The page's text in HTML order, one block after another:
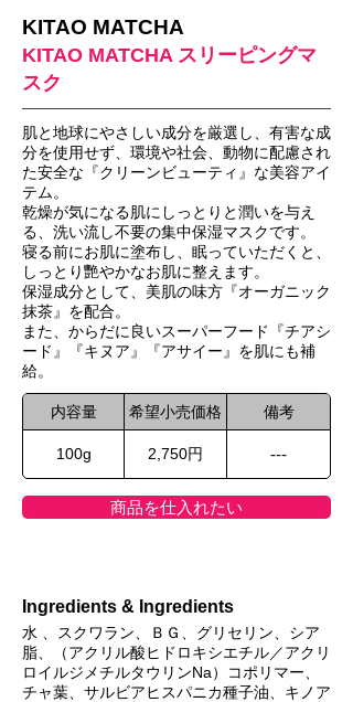
KITAO MATCHA
KITAO MATCHA スリーピングマ
スク
肌と地球にやさしい成分を厳選し、有害な成
分を使用せず、環境や社会、動物に配慮され
た安全な『クリーンビューティ』な美容アイ
テム。
乾燥が気になる肌にしっとりと潤いを与え
る、洗い流し不要の集中保湿マスクです。
寝る前にお肌に塗布し、眠っていただくと、
しっとり艷やかなお肌に整えます。
保湿成分として、美肌の味方『オーガニック
抹茶』を配合。
また、からだに良いスーパーフード『チアシ
ード』『キヌア』『アサイー』を肌にも補
給。
内容量 希望小売価格 備考
100g 2,750円 ---
商品を仕入れたい
Ingredients & Ingredients
水 、スクワラン、ＢＧ、グリセリン、シア
脂、（アクリル酸ヒドロキシエチル／アクリ
ロイルジメチルタウリンNa）コポリマー、
チャ葉、サルビアヒスパニカ種子油、キノア